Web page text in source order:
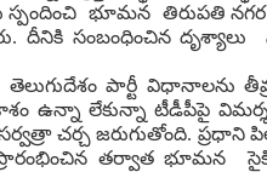
స్పందించి భూమన తిరుపతి
దీనికి సంబంధించిన
పార్టీ విధానాలను
ఉన్నా లేకున్నా టీడీపీపై
చర్చ జరుగుతోంది. ప్రధాని
తర్వాత భూమన